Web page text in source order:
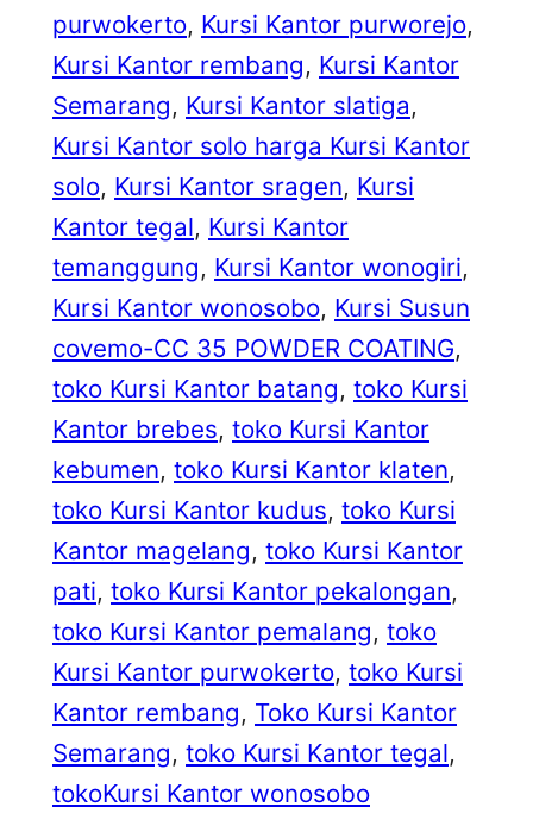
purwokerto, Kursi Kantor purworejo
Kursi Kantor rembang, Kursi Kantor
Semarang, Kursi Kantor slatiga
Kursi Kantor solo harga Kursi Kantor
solo, Kursi Kantor sragen, Kursi
Kantor tegal, Kursi Kantor
temanggung, Kursi Kantor wonogiri
Kursi Kantor wonosobo, Kursi Susun
covemo-CC 35 POWDER COATING
toko Kursi Kantor batang, toko Kursi
Kantor brebes, toko Kursi Kantor
kebumen, toko Kursi Kantor klaten
toko Kursi Kantor kudus, toko Kursi
Kantor magelang, toko Kursi Kantor
pati, toko Kursi Kantor pekalongan
toko Kursi Kantor pemalang, toko
Kursi Kantor purwokerto, toko Kursi
Kantor rembang, Toko Kursi Kantor
Semarang, toko Kursi Kantor tegal
tokoKursi Kantor wonosobo